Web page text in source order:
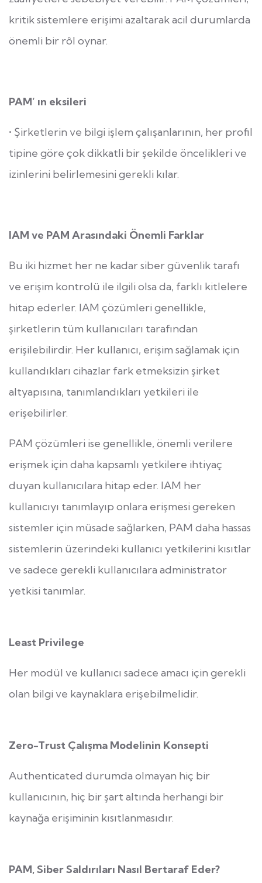
kritik sistemlere erişimi azaltarak acil durumlarda
önemli bir rôl oynar.
PAM’ ın eksileri
• Şirketlerin ve bilgi işlem çalışanlarının, her profil
tipine göre çok dikkatli bir şekilde öncelikleri ve
izinlerini belirlemesini gerekli kılar.
IAM ve PAM Arasındaki Önemli Farklar
Bu iki hizmet her ne kadar siber güvenlik tarafı
ve erişim kontrolü ile ilgili olsa da, farklı kitlelere
hitap ederler. IAM çözümleri genellikle,
şirketlerin tüm kullanıcıları tarafından
erişilebilirdir. Her kullanıcı, erişim sağlamak için
kullandıkları cihazlar fark etmeksizin şirket
altyapısına, tanımlandıkları yetkileri ile
erişebilirler.
PAM çözümleri ise genellikle, önemli verilere
erişmek için daha kapsamlı yetkilere ihtiyaç
duyan kullanıcılara hitap eder. IAM her
kullanıcıyı tanımlayıp onlara erişmesi gereken
sistemler için müsade sağlarken, PAM daha hassas
sistemlerin üzerindeki kullanıcı yetkilerini kısıtlar
ve sadece gerekli kullanıcılara administrator
yetkisi tanımlar.
Least Privilege
Her modül ve kullanıcı sadece amacı için gerekli
olan bilgi ve kaynaklara erişebilmelidir.
Zero-Trust Çalışma Modelinin Konsepti
Authenticated durumda olmayan hiç bir
kullanıcının, hiç bir şart altında herhangi bir
kaynağa erişiminin kısıtlanmasıdır.
PAM, Siber Saldırıları Nasıl Bertaraf Eder?